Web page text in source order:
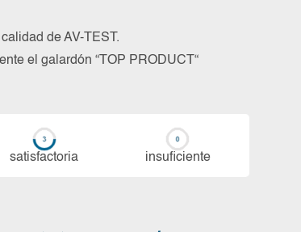
de AV-TEST.
el galardón “TOP PRODUCT“
sa­tis­fac­to­ria in­su­fi­cien­te